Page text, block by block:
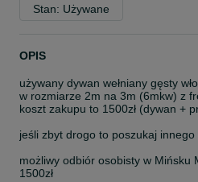
Stan: Używane
OPIS
używany dywan wełniany gęsty
w rozmiarze 2m na 3m (6mkw) z
koszt zakupu to 1500zł (dywan +
jeśli zbyt drogo to poszukaj
możliwy odbiór osobisty w Mińsku
1500zł